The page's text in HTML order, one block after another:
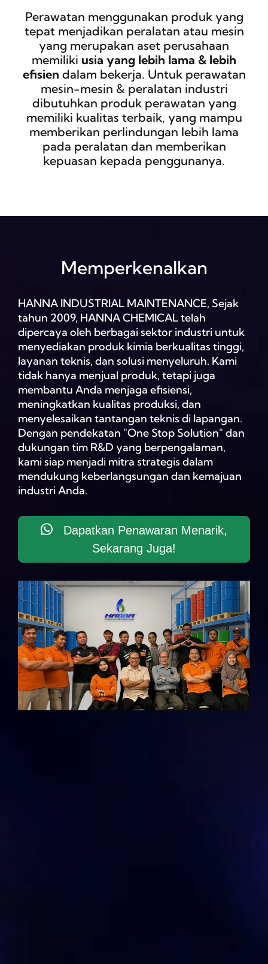
Perawatan menggunakan produk yang
tepat menjadikan peralatan atau mesin
yang merupakan aset perusahaan
memiliki usia yang lebih lama & lebih
efisien dalam bekerja. Untuk perawatan
mesin-mesin & peralatan industri
dibutuhkan produk perawatan yang
memiliki kualitas terbaik, yang mampu
memberikan perlindungan lebih lama
pada peralatan dan memberikan
kepuasan kepada penggunanya.
Memperkenalkan
HANNA INDUSTRIAL MAINTENANCE, Sejak
tahun 2009, HANNA CHEMICAL telah
dipercaya oleh berbagai sektor industri untuk
menyediakan produk kimia berkualitas tinggi,
layanan teknis, dan solusi menyeluruh. Kami
tidak hanya menjual produk, tetapi juga
membantu Anda menjaga efisiensi,
meningkatkan kualitas produksi, dan
menyelesaikan tantangan teknis di lapangan.
Dengan pendekatan "One Stop Solution" dan
dukungan tim R&D yang berpengalaman,
kami siap menjadi mitra strategis dalam
mendukung keberlangsungan dan kemajuan
industri Anda.
Dapatkan Penawaran Menarik,
Sekarang Juga!